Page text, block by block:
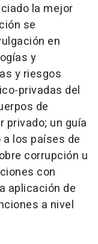
la mejor
se
en
y
y riesgos
privadas del
de
privado; un guía
los países de
corrupción u
con
aplicación de
a nivel